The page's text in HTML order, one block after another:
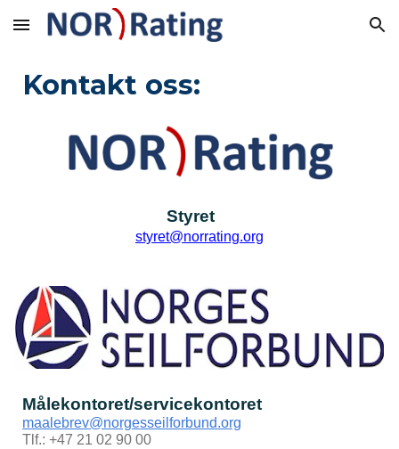
Skip to main content Skip to navigation
Kontakt oss:
Styret
styret@norrating.org
Målekontoret/servicekontoret
maalebrev@norgesseilforbund.org
Tlf.: +47 21 02 90 00